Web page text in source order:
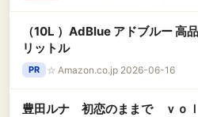
（10L ）AdBlue アドブルー 高
リットル
PR ☆ Amazon.co.jp 2026-06-16
豊田ルナ 初恋のままで ｖｏ